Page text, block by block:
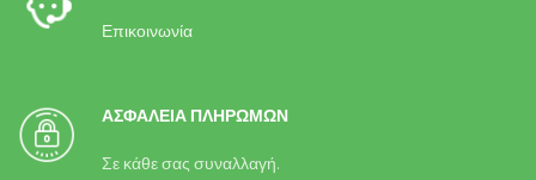
Επικοινωνία
ΑΣΦΑΛΕΙΑ ΠΛΗΡΩΜΩΝ
Σε κάθε σας συναλλαγή.